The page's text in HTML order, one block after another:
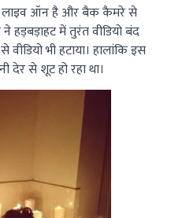
लाइव ऑन है और बैक कैमरे से
हड़बड़ाहट में तुरंत वीडियो बंद
भी हटाया। हालांकि इस
देर से शूट हो रहा था।